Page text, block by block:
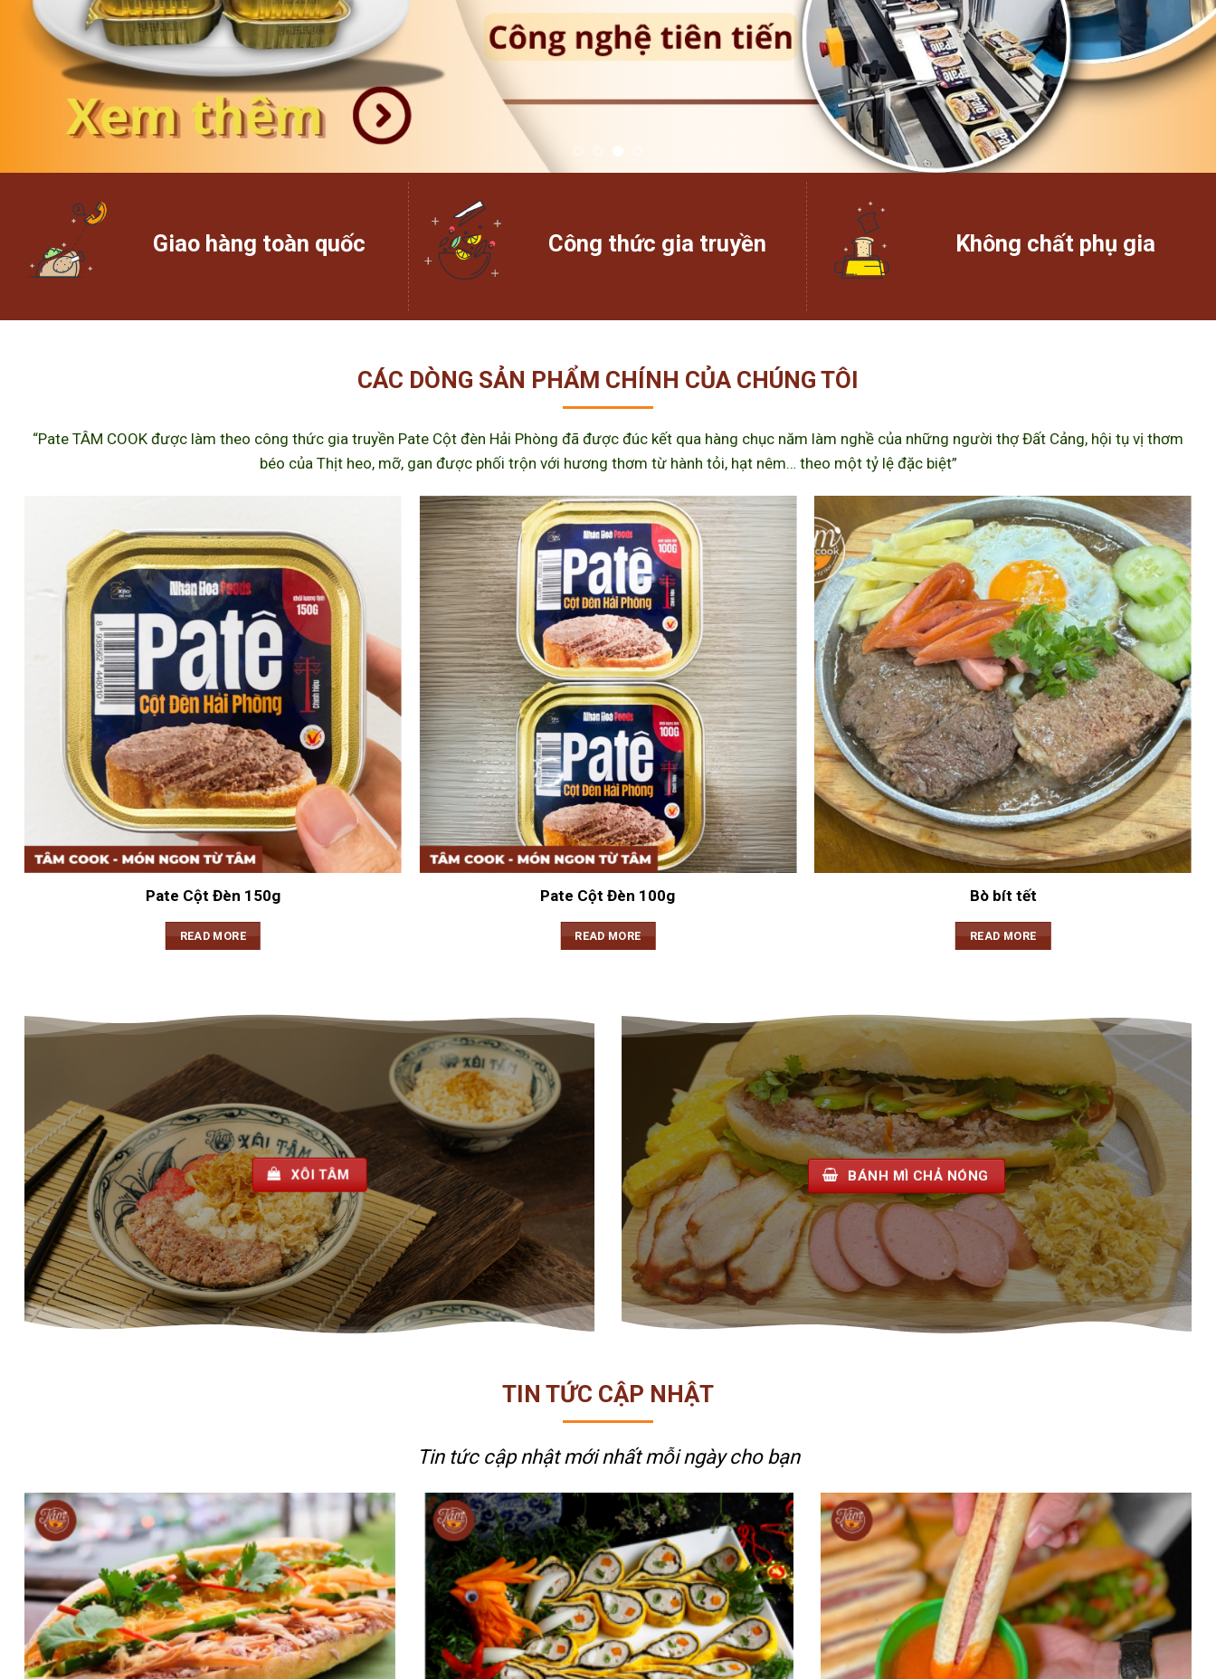
Giao hàng toàn quốc Công thức gia truyền Không chất phụ gia
CÁC DÒNG SẢN PHẨM CHÍNH CỦA CHÚNG TÔI
“Pate TÂM COOK được làm theo công thức gia truyền Pate Cột đèn Hải Phòng đã được đúc kết qua hàng chục năm làm nghề của những người thợ Đất Cảng, hội tụ vị thơm
béo của Thịt heo, mỡ, gan được phối trộn với hương thơm từ hành tỏi, hạt nêm… theo một tỷ lệ đặc biệt”
Pate Cột Đèn 150g
READ MORE
Pate Cột Đèn 100g
READ MORE
Bò bít tết
READ MORE
XÔI TÂM
BÁNH MÌ CHẢ NÓNG
TIN TỨC CẬP NHẬT
Tin tức cập nhật mới nhấtmỗi ngày cho bạn